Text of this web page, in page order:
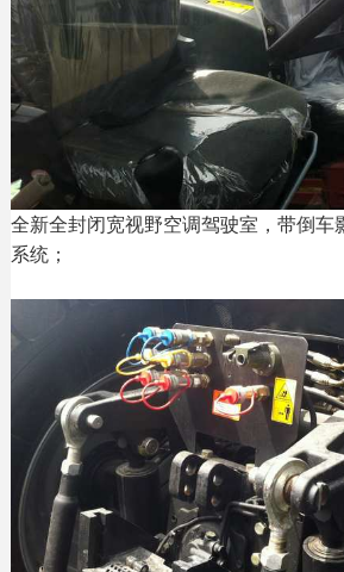
全新全封闭宽视野空调驾驶室，带倒车
系统；